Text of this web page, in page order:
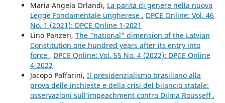
Maria Angela Orlandi, La parità di genere nella nuova
Legge Fondamentale ungherese , DPCE Online: Vol. 46
No. 1 (2021): DPCE Online 1-2021
Lino Panzeri, The “national” dimension of the Latvian
Constitution one hundred years after its entry into
force , DPCE Online: Vol. 55 No. 4 (2022): DPCE Online
4-2022
Jacopo Paffarini, Il presidenzialismo brasiliano alla
prova delle inchieste e della crisi del bilancio statale:
osservazioni sull’impeachment contro Dilma Rousseff ,